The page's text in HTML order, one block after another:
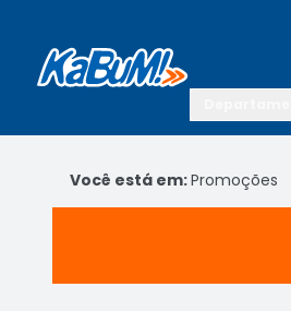
Você está em:Promoções